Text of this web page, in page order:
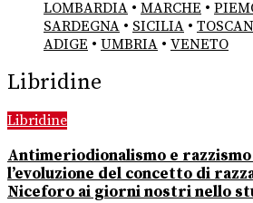
LOMBARDIA • MARCHE •
SARDEGNA • SICILIA •
ADIGE • UMBRIA • VENETO
Libridine
Libridine
Antimeriodionalismo e
l’evoluzione del concetto di
Niceforo ai giorni nostri nello